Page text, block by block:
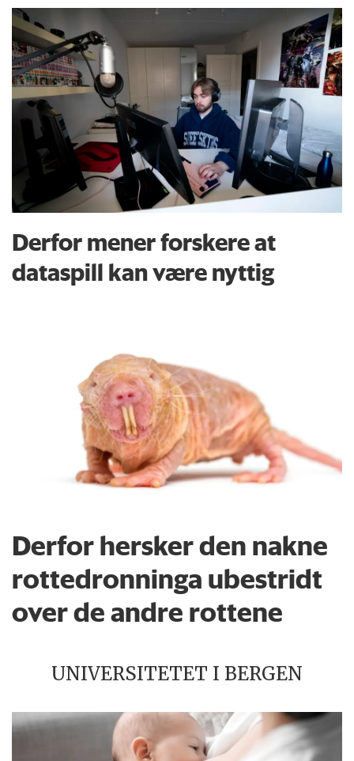
Derfor mener forskere at
dataspill kan være nyttig
Derfor hersker den nakne
rottedronninga ubestridt
over de andre rottene
UNIVERSITETET I BERGEN